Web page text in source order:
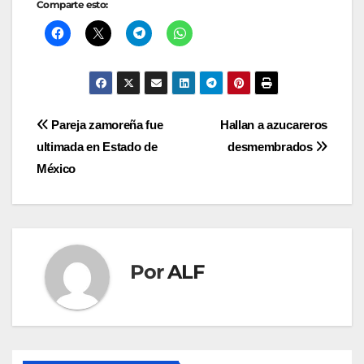
Comparte esto:
Navegación
de
entradas
Hallan a azucareros
desmembrados
Pareja zamoreña fue
ultimada en Estado de
México
PorALF